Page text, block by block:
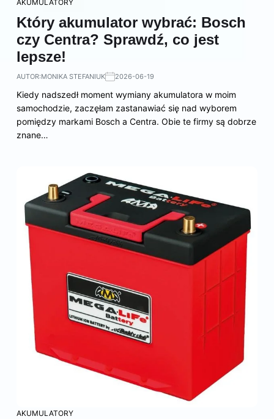
AKUMULATORY
Który akumulator wybrać: Bosch
czy Centra? Sprawdź, co jest
lepsze!
AUTOR:MONIKA STEFANIUK 2026-06-19
Kiedy nadszedł moment wymiany akumulatora w moim
samochodzie, zaczęłam zastanawiać się nad wyborem
pomiędzy markami Bosch a Centra. Obie te firmy są dobrze
znane…
AKUMULATORY